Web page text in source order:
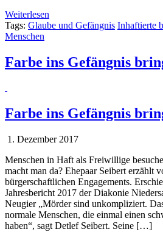
Weiterlesen
Tags: Glaube und Gefängnis Inhaftierte
Menschen
Farbe ins Gefängnis
Farbe ins Gefängnis
1. Dezember 2017
Menschen in Haft als Freiwillige
macht man da? Ehepaar Seibert erzählt
bürgerschaftlichen Engagements.
Jahresbericht 2017 der Diakonie
Neugier „Mörder sind unkompliziert.
normale Menschen, die einmal einen
haben“, sagt Detlef Seibert. Seine […]